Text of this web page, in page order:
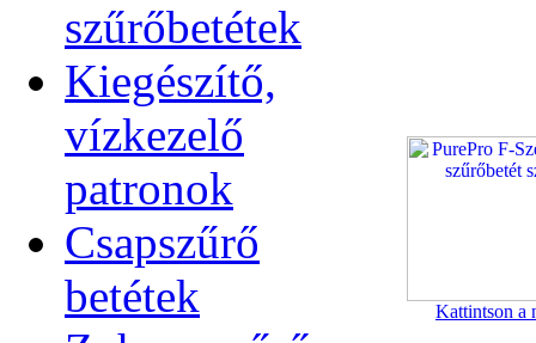
szűrőbetétek
Kiegészítő,
vízkezelő
patronok
Csapszűrő
betétek
Kattintson a